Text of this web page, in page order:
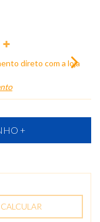
direto com a loja
CALCULAR